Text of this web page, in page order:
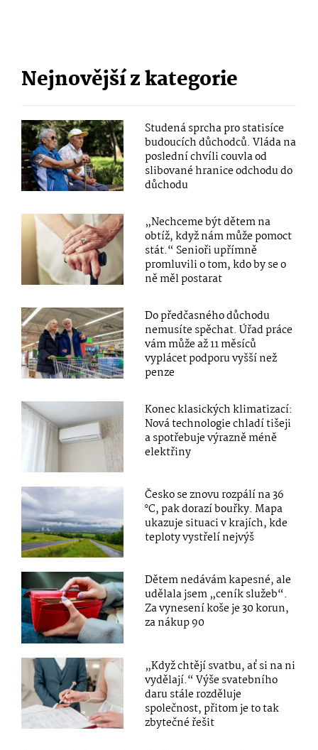
Nejnovější z kategorie
Studená sprcha pro statisíce
budoucích důchodců. Vláda na
poslední chvíli couvla od
slibované hranice odchodu do
důchodu
„Nechceme být dětem na
obtíž, když nám může pomoct
stát.“ Senioři upřímně
promluvili o tom, kdo by se o
ně měl postarat
Do předčasného důchodu
nemusíte spěchat. Úřad práce
vám může až 11 měsíců
vyplácet podporu vyšší než
penze
Konec klasických klimatizací:
Nová technologie chladí tišeji
a spotřebuje výrazně méně
elektřiny
Česko se znovu rozpálí na 36
°C, pak dorazí bouřky. Mapa
ukazuje situaci v krajích, kde
teploty vystřelí nejvýš
Dětem nedávám kapesné, ale
udělala jsem „ceník služeb“.
Za vynesení koše je 30 korun,
za nákup 90
„Když chtějí svatbu, ať si na ni
vydělají.“ Výše svatebního
daru stále rozděluje
společnost, přitom je to tak
zbytečné řešit